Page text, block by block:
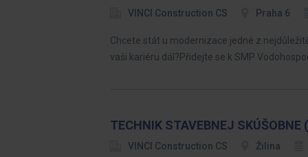
VINCI Construction CS Praha 6
Chcete stát u modernizace jedné z
vaši kariéru dál?Přidejte se k SMP
TECHNIK STAVEBNEJ SKÚŠOBNE
VINCI Construction CS Žilina